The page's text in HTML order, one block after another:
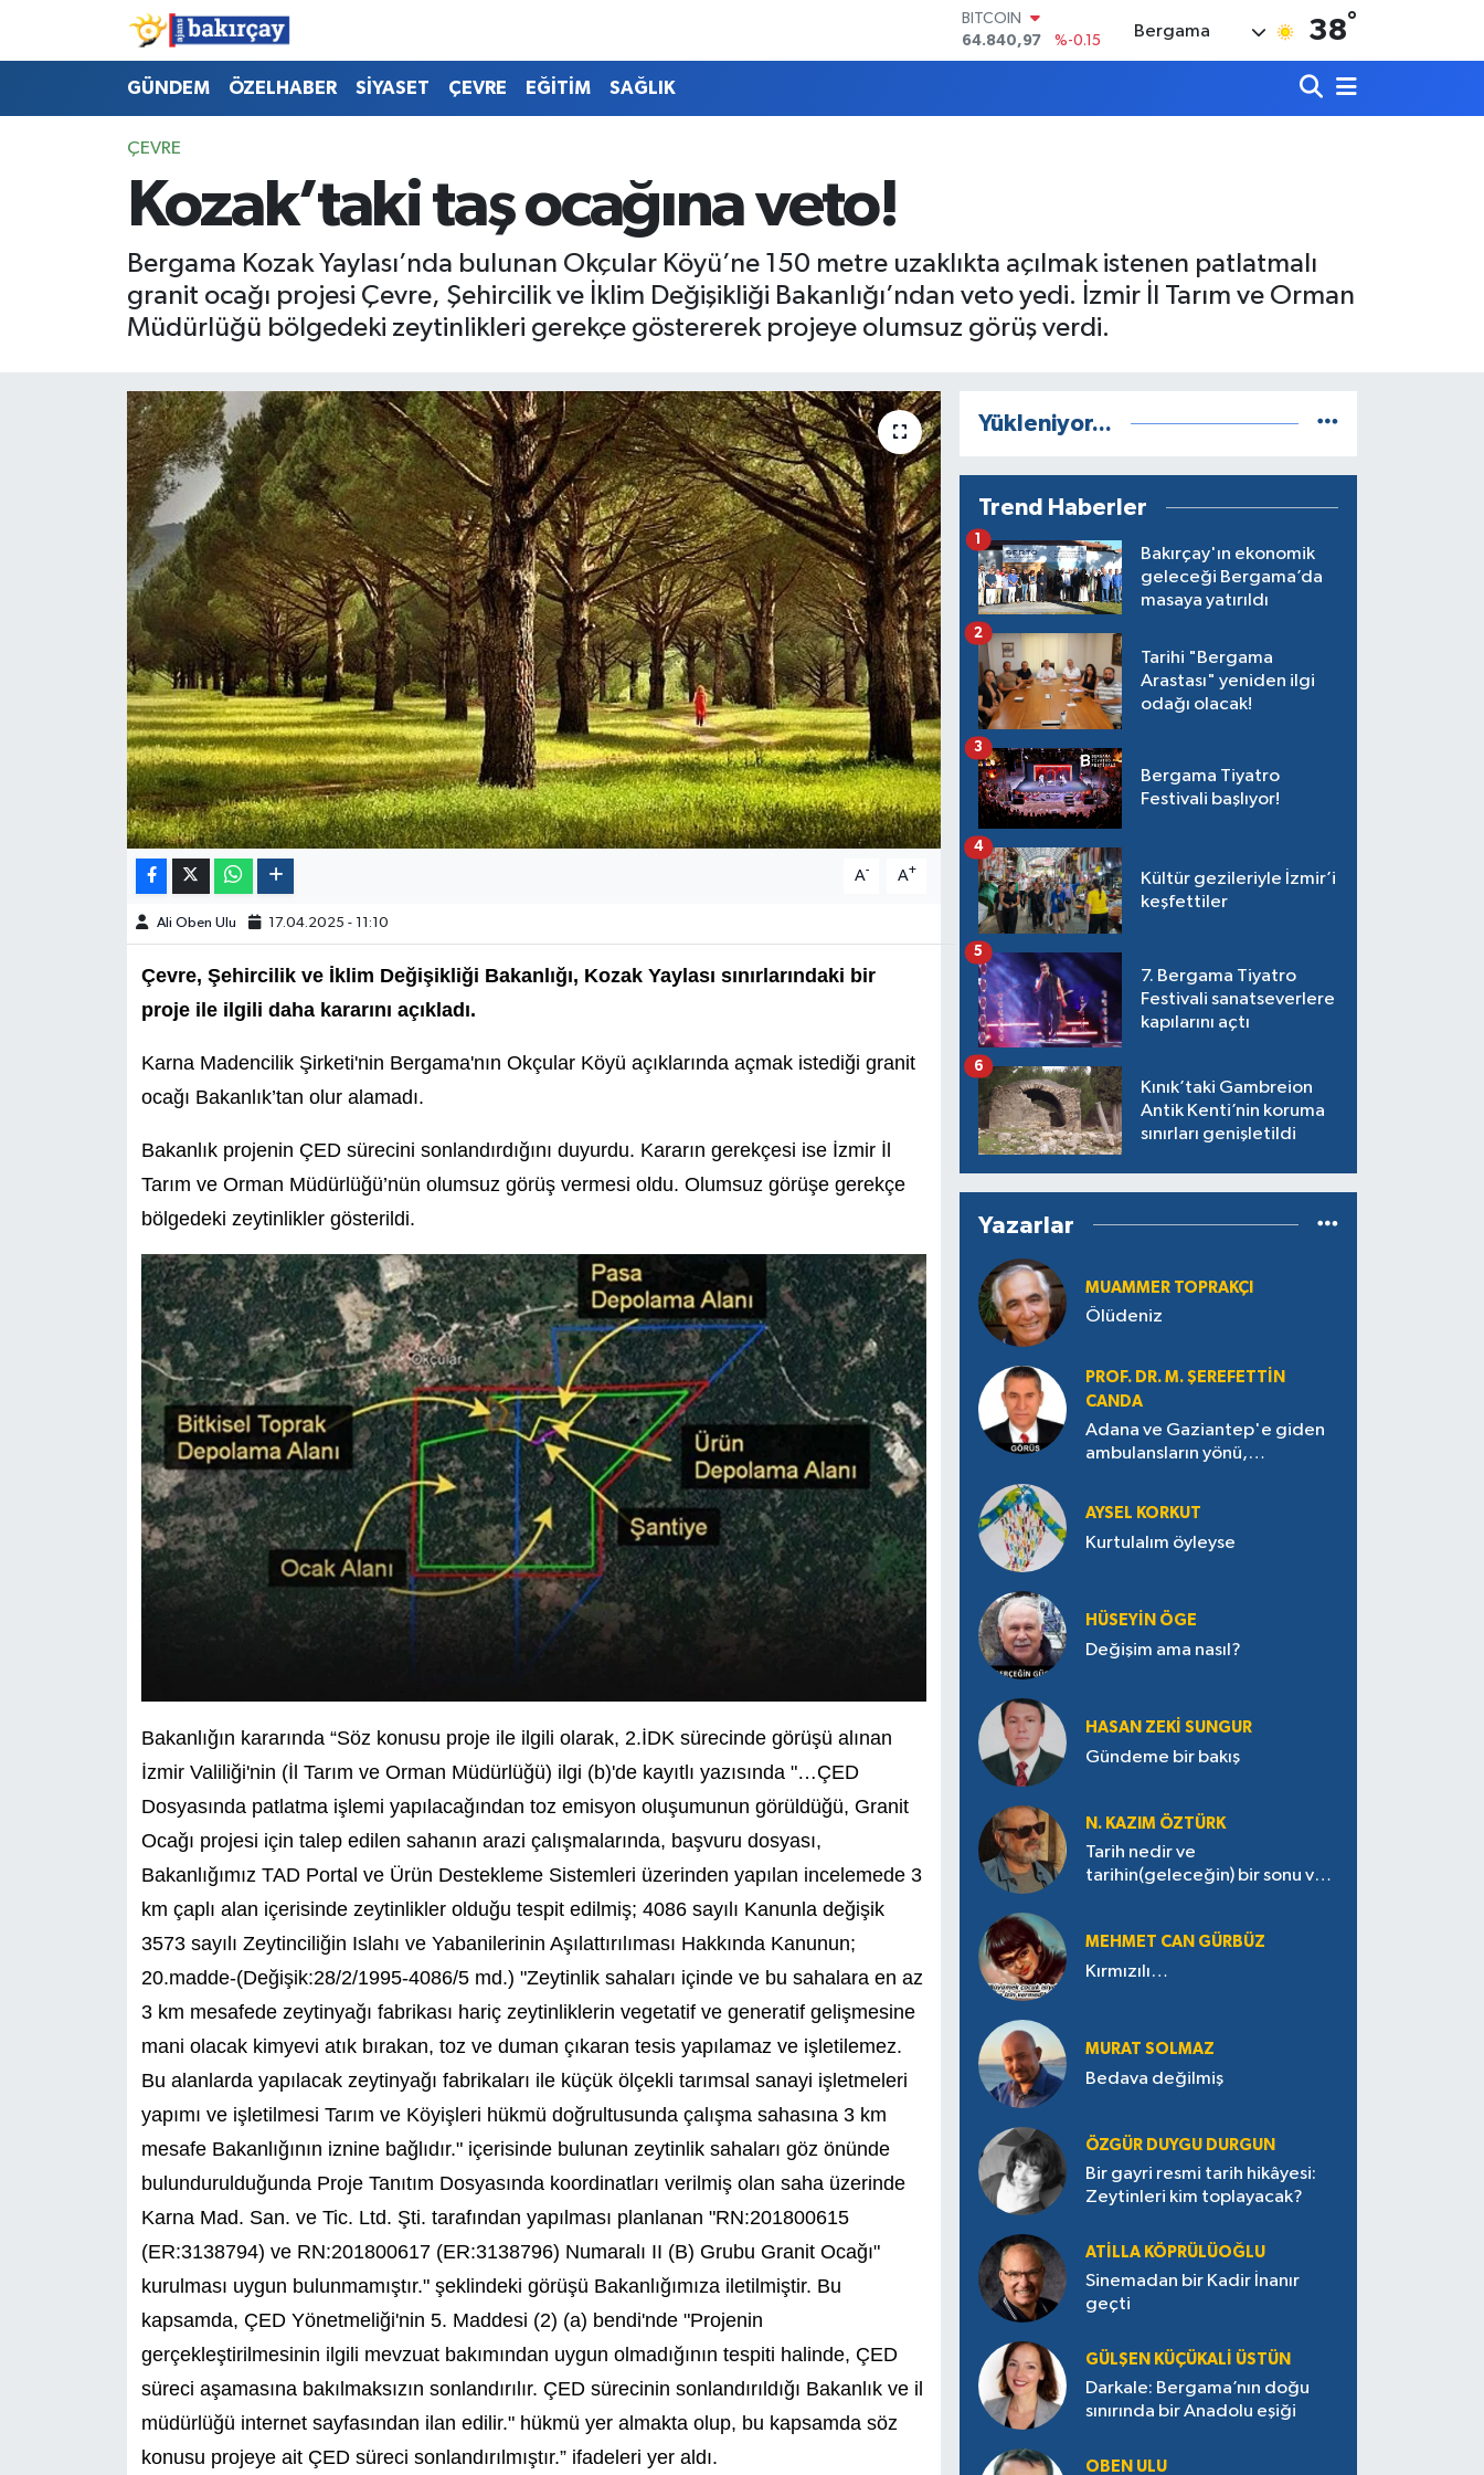
DOLAR
47,7436
%0.18
EURO
64.840,97
%-0.15
Bergama 38°
GÜNDEM ÖZELHABER SİYASET ÇEVRE EĞİTİM SAĞLIK
ÇEVRE
Kozak’taki taş ocağına veto!
Bergama Kozak Yaylası’nda bulunan Okçular Köyü’ne 150 metre uzaklıkta açılmak istenen patlatmalı
granit ocağı projesi Çevre, Şehircilik ve İklim Değişikliği Bakanlığı’ndan veto yedi. İzmir İl Tarım ve Orman
Müdürlüğü bölgedeki zeytinlikleri gerekçe göstererek projeye olumsuz görüş verdi.
A- A+
Ali Oben Ulu 17.04.2025 - 11:10
Çevre, Şehircilik ve İklim Değişikliği Bakanlığı, Kozak Yaylası sınırlarındaki bir
proje ile ilgili daha kararını açıkladı.
Karna Madencilik Şirketi'nin Bergama'nın Okçular Köyü açıklarında açmak istediği granit
ocağı Bakanlık’tan olur alamadı.
Bakanlık projenin ÇED sürecini sonlandırdığını duyurdu. Kararın gerekçesi ise İzmir İl
Tarım ve Orman Müdürlüğü’nün olumsuz görüş vermesi oldu. Olumsuz görüşe gerekçe
bölgedeki zeytinlikler gösterildi.
Bakanlığın kararında “Söz konusu proje ile ilgili olarak, 2.İDK sürecinde görüşü alınan
İzmir Valiliği'nin (İl Tarım ve Orman Müdürlüğü) ilgi (b)'de kayıtlı yazısında "…ÇED
Dosyasında patlatma işlemi yapılacağından toz emisyon oluşumunun görüldüğü, Granit
Ocağı projesi için talep edilen sahanın arazi çalışmalarında, başvuru dosyası,
Bakanlığımız TAD Portal ve Ürün Destekleme Sistemleri üzerinden yapılan incelemede 3
km çaplı alan içerisinde zeytinlikler olduğu tespit edilmiş; 4086 sayılı Kanunla değişik
3573 sayılı Zeytinciliğin Islahı ve Yabanilerinin Aşılattırılıması Hakkında Kanunun;
20.madde-(Değişik:28/2/1995-4086/5 md.) "Zeytinlik sahaları içinde ve bu sahalara en az
3 km mesafede zeytinyağı fabrikası hariç zeytinliklerin vegetatif ve generatif gelişmesine
mani olacak kimyevi atık bırakan, toz ve duman çıkaran tesis yapılamaz ve işletilemez.
Bu alanlarda yapılacak zeytinyağı fabrikaları ile küçük ölçekli tarımsal sanayi işletmeleri
yapımı ve işletilmesi Tarım ve Köyişleri hükmü doğrultusunda çalışma sahasına 3 km
mesafe Bakanlığının iznine bağlıdır." içerisinde bulunan zeytinlik sahaları göz önünde
bulundurulduğunda Proje Tanıtım Dosyasında koordinatları verilmiş olan saha üzerinde
Karna Mad. San. ve Tic. Ltd. Şti. tarafından yapılması planlanan "RN:201800615
(ER:3138794) ve RN:201800617 (ER:3138796) Numaralı II (B) Grubu Granit Ocağı"
kurulması uygun bulunmamıştır." şeklindeki görüşü Bakanlığımıza iletilmiştir. Bu
kapsamda, ÇED Yönetmeliği'nin 5. Maddesi (2) (a) bendi'nde "Projenin
gerçekleştirilmesinin ilgili mevzuat bakımından uygun olmadığının tespiti halinde, ÇED
süreci aşamasına bakılmaksızın sonlandırılır. ÇED sürecinin sonlandırıldığı Bakanlık ve il
müdürlüğü internet sayfasından ilan edilir." hükmü yer almakta olup, bu kapsamda söz
konusu projeye ait ÇED süreci sonlandırılmıştır.” ifadeleri yer aldı.
Yükleniyor...
Trend Haberler
Bakırçay'ın ekonomik
geleceği Bergama’da
masaya yatırıldı
1
Tarihi "Bergama
Arastası" yeniden ilgi
odağı olacak!
2
Bergama Tiyatro
Festivali başlıyor!
3
Kültür gezileriyle İzmir’i
keşfettiler
4
7. Bergama Tiyatro
Festivali sanatseverlere
kapılarını açtı
5
Kınık’taki Gambreion
Antik Kenti’nin koruma
sınırları genişletildi
6
Yazarlar
MUAMMER TOPRAKÇI
Ölüdeniz
PROF. DR. M. ŞEREFETTIN
CANDA
Adana ve Gaziantep'e giden
ambulansların yönü,
AYSEL KORKUT
Kurtulalım öyleyse
HÜSEYIN ÖGE
Değişim ama nasıl?
HASAN ZEKI SUNGUR
Gündeme bir bakış
N. KAZIM ÖZTÜRK
Tarih nedir ve
tarihin(geleceğin) bir sonu var
MEHMET CAN GÜRBÜZ
Kırmızılı…
MURAT SOLMAZ
Bedava değilmiş
ÖZGÜR DUYGU DURGUN
Bir gayri resmi tarih hikâyesi:
Zeytinleri kim toplayacak?
ATILLA KÖPRÜLÜOĞLU
Sinemadan bir Kadir İnanır
geçti
GÜLŞEN KÜÇÜKALI ÜSTÜN
Darkale: Bergama’nın doğu
sınırında bir Anadolu eşiği
OBEN ULU
İzmir Nöbetçi Eczaneler
İzmir Hava Durumu
İzmir Namaz Vakitleri
İzmir Trafik Yoğunluk Haritası
Süper Lig Puan Durumu ve Fikstür
Son Dakika Haberleri
Haber Arşivi